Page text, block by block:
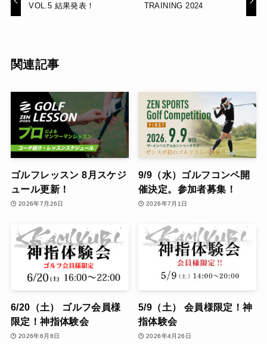
VOL.5 結果発表！
TRAINING 2024
関連記事
ゴルフレッスン 8月スケジ
ュール更新！
2026年7月26日
9/9（水）ゴルフコンペ開
催決定。参加者募集！
2026年7月1日
6/20（土） ゴルフ会員様
限定！神指体験会
2026年6月8日
5/9（土） 会員様限定！神
指体験会
2026年4月26日